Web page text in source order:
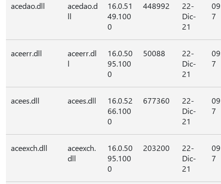
acedao.dll
acedao.d
ll
16.0.51
49.100
0
448992
22-
Dic-
21
7
aceerr.dll
aceerr.dl
l
16.0.50
95.100
0
50088
22-
Dic-
21
7
acees.dll acees.dll
16.0.52
66.100
0
677360
22-
Dic-
21
7
aceexch.dll
aceexch.
dll
16.0.50
95.100
0
203200
22-
Dic-
21
7